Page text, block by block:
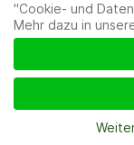
"Cookie- und
Mehr dazu in